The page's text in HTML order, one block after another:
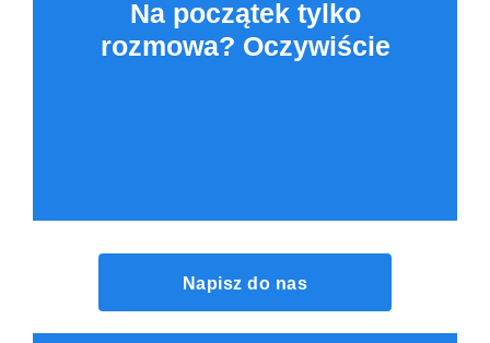
Na początek tylko
rozmowa? Oczywiście
Napisz do nas